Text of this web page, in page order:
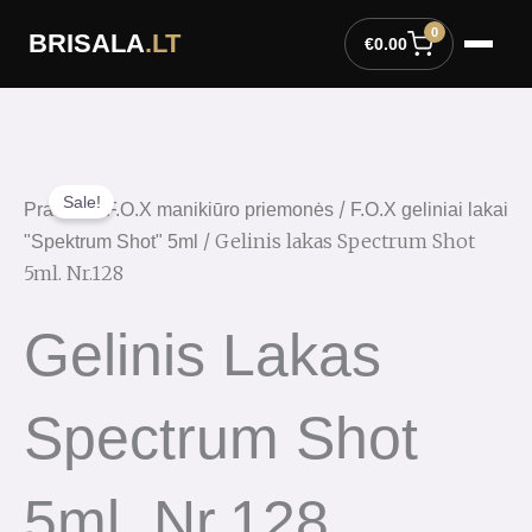
BRISALA.LT €0.00
0
Sale!
Pradžia/ F.O.X manikiūro priemonės / F.O.X geliniai lakai
"Spektrum Shot" 5ml / Gelinis lakas Spectrum Shot
5ml. Nr.128
Gelinis Lakas
Spectrum Shot